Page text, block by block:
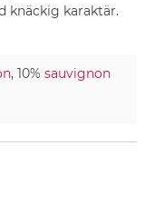
knäckig karaktär.
, 10% sauvignon